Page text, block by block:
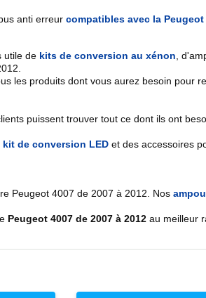
anti erreur compatibles avec la Peugeot
utile de kits de conversion au xénon
les produits dont vous aurez besoin pour
puissent trouver tout ce dont ils ont
kit de conversion LED et des accessoires
Peugeot 4007 de 2007 à 2012 . Nos
Peugeot 4007 de 2007 à 2012 au meilleur